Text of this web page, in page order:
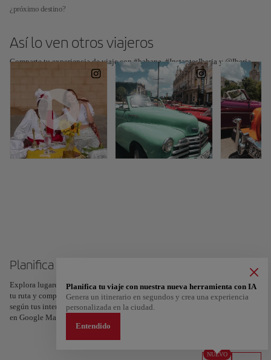
¿próximo destino?
Así lo ven otros viajeros
Comparte tu experiencia de viaje con #habana, #InstantesIberia y @Iberia
Planifica tu viaje a Cuba
Explora lugares, experiencias y marca con el corazón tus favoritos para crear
tu ruta y compartirla. ¿Quieres más ideas? Obtén un itinerario personalizado
según tus intereses y la duración de tu viaje: en sólo dos pasos y descargable
en Google Maps.
NUEVO
Planifica tu viaje con nuestra nueva herramienta con IA
Genera un itinerario en segundos y crea una experiencia
personalizada en la ciudad.
Entendido